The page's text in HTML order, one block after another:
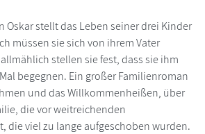
Oskar stellt das Leben seiner drei Kinder
müssen sie sich von ihrem Vater
stellen sie fest, dass sie ihm
begegnen. Ein großer Familienroman
und das Willkommenheißen, über
die vor weitreichenden
die viel zu lange aufgeschoben wurden.